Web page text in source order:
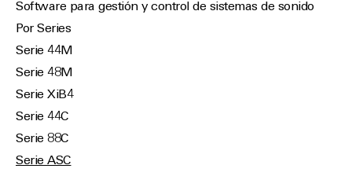
Software para gestión y control de sistemas de sonido
Por Series
Serie 44M
Serie 48M
Serie XiB4
Serie 44C
Serie 88C
Serie ASC